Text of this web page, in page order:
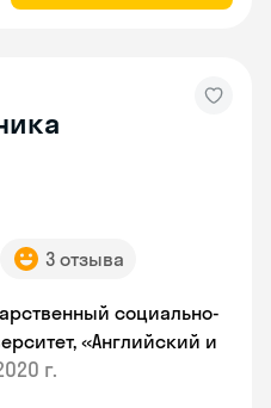
3 отзыва
социально-
«Английский и
г.